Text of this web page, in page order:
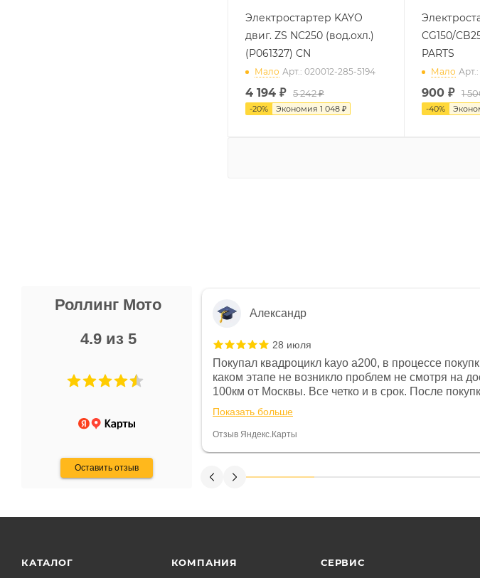
Электростартер KAYO
двиг. ZS NC250 (вод.охл.)
(P061327) CN
Мало Арт.: 020012-285-5194
4 194 ₽ 5 242 ₽
-20% Экономия 1 048 ₽
CG150/
PARTS
Мало
900 ₽ 1
-40%
Роллинг Мото
4.9 из 5
Оставить отзыв
Не понравились условия
и дают только на год)
Александр
28 июля
Покупал квадроцикл kayo a200, в процессе
каком этапе не возникло проблем не смотря на
100км от Москвы. Все четко и в срок. После
спидометре всегда был 0, при этом представители
постоянно были на связи и в итоге проблема
Считаю, что это говорит о небезразличии к
Показать больше
Отзыв Яндекс.Карты
КАТАЛОГ КОМПАНИЯ СЕРВИС